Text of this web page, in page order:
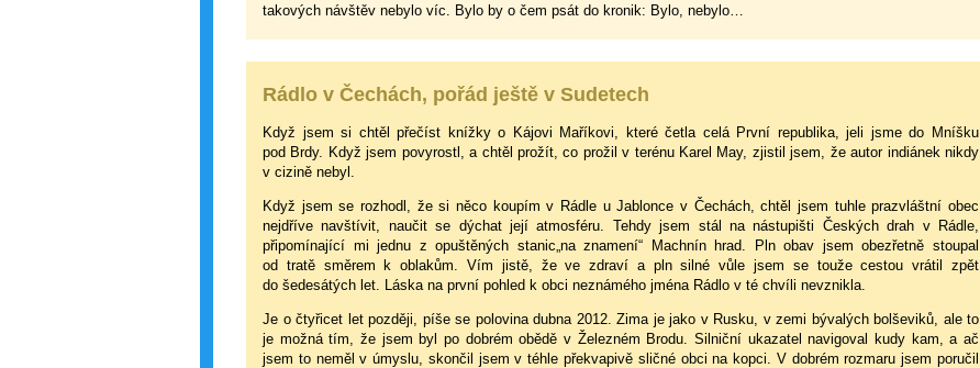
takových návštěv nebylo víc. Bylo by o čem psát do kronik: Bylo, nebylo…
Rádlo v Čechách, pořád ještě v Sudetech
Když jsem si chtěl přečíst knížky o Kájovi Maříkovi, které četla celá První republika, jeli jsme do Mníšku
pod Brdy. Když jsem povyrostl, a chtěl prožít, co prožil v terénu Karel May, zjistil jsem, že autor indiánek nikdy
v cizině nebyl.
Když jsem se rozhodl, že si něco koupím v Rádle u Jablonce v Čechách, chtěl jsem tuhle prazvláštní obec
nejdříve navštívit, naučit se dýchat její atmosféru. Tehdy jsem stál na nástupišti Českých drah v Rádle,
připomínající mi jednu z opuštěných stanic„na znamení“ Machnín hrad. Pln obav jsem obezřetně stoupal
od tratě směrem k oblakům. Vím jistě, že ve zdraví a pln silné vůle jsem se touže cestou vrátil zpět
do šedesátých let. Láska na první pohled k obci neznámého jména Rádlo v té chvíli nevznikla.
Je o čtyřicet let později, píše se polovina dubna 2012. Zima je jako v Rusku, v zemi bývalých bolševiků, ale to
je možná tím, že jsem byl po dobrém obědě v Železném Brodu. Silniční ukazatel navigoval kudy kam, a ač
jsem to neměl v úmyslu, skončil jsem v téhle překvapivě sličné obci na kopci. V dobrém rozmaru jsem poručil